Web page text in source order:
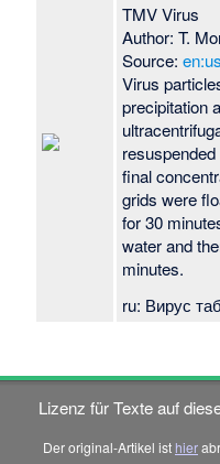
TMV Virus
Author: T.
Source:
Virus
precipitation
final
grids were
for 30
water and
minutes.
ru: Вирус
Lizenz für Texte auf
Der original-Artikel ist hier